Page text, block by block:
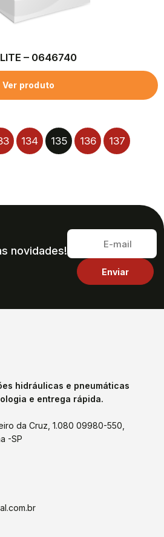
– 0646740
Ver produto
134 135 136 137
novidades!
hidráulicas e pneumáticas
e entrega rápida.
da Cruz, 1.080 09980-550,
-SP